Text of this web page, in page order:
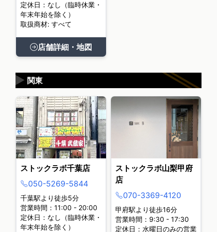
定休日：なし（臨時休業・
年末年始を除く）
取扱商材: すべて
店舗詳細・地図
関東
▶
ストックラボ千葉店
050-5269-5844
千葉駅より徒歩5分
営業時間：11:00 - 20:00
定休日：なし（臨時休業・
年末年始を除く）
ストックラボ山梨甲府
店
070-3369-4120
甲府駅より徒歩16分
営業時間：9:30 - 17:30
定休日：水曜日のみの営業